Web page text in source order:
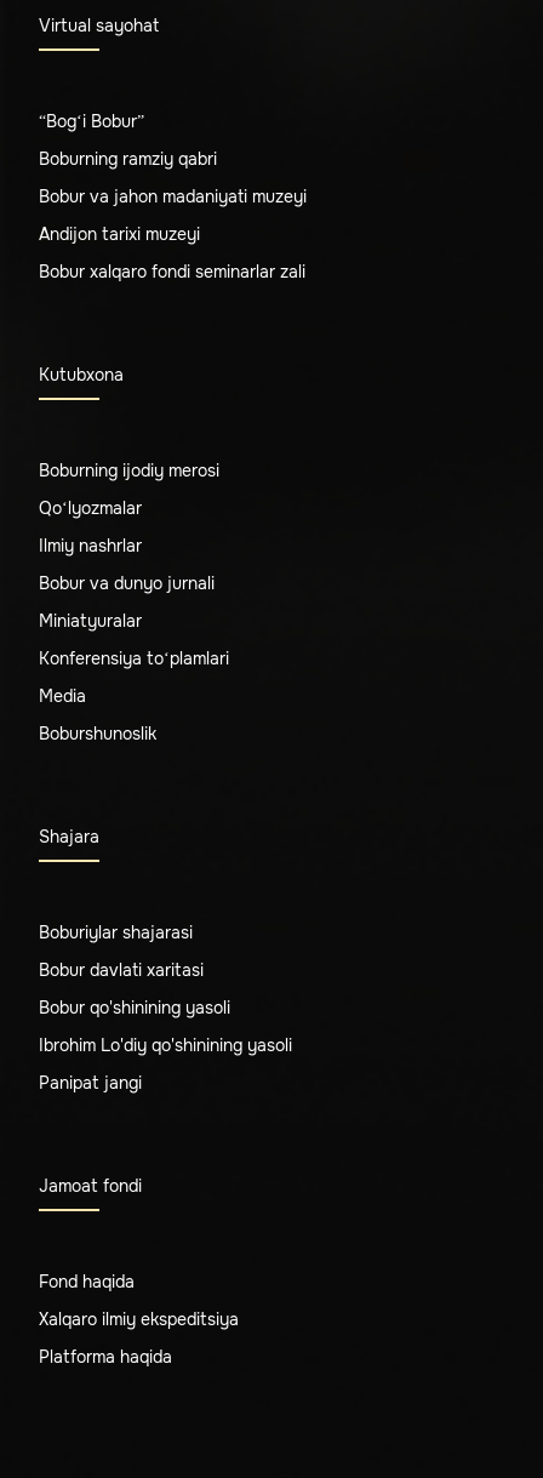
Virtual sayohat
“Bog‘i Bobur”
Boburning ramziy qabri
Bobur va jahon madaniyati muzeyi
Andijon tarixi muzeyi
Bobur xalqaro fondi seminarlar zali
Kutubxona
Boburning ijodiy merosi
Qo‘lyozmalar
Ilmiy nashrlar
Bobur va dunyo jurnali
Miniatyuralar
Konferensiya to‘plamlari
Media
Boburshunoslik
Shajara
Boburiylar shajarasi
Bobur davlati xaritasi
Bobur qo'shinining yasoli
Ibrohim Lo'diy qo'shinining yasoli
Panipat jangi
Jamoat fondi
Fond haqida
Xalqaro ilmiy ekspeditsiya
Platforma haqida